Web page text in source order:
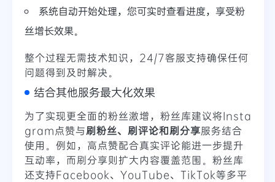
系统自动开始处理，您可实时查看进度，享受粉
丝增长效果。
整个过程无需技术知识，24/7客服支持确保任何
问题得到及时解决。
结合其他服务最大化效果
为了实现更全面的粉丝激增，粉丝库建议将Insta
gram点赞与刷粉丝、刷评论和刷分享服务结合
使用。例如，高点赞配合真实评论能进一步提升
互动率，而刷分享则扩大内容覆盖范围。粉丝库
还支持Facebook、YouTube、TikTok等多平